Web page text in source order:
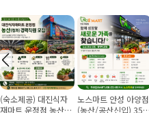
(숙소제공) 대진식자
재마트 운정점 농산경
노스마트 안성 아양점
(농산/공산신입) 355